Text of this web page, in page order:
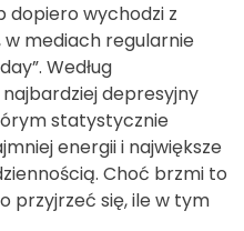
dopiero wychodzi z
mediach regularnie
Według
depresyjny
statystycznie
energii i największe
Choć brzmi to
przyjrzeć się, ile w tym